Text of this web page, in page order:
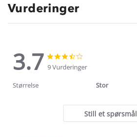
Vurderinger
3.7
3.7
star
rating
star
9 Vurderinger
Størrelse Stor
Still et spørsmål